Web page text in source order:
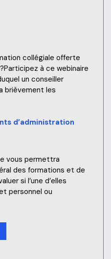
collégiale offerte
à ce webinaire
un conseiller
brièvement les
d’administration
vous permettra
des formations et de
si l’une d’elles
personnel ou